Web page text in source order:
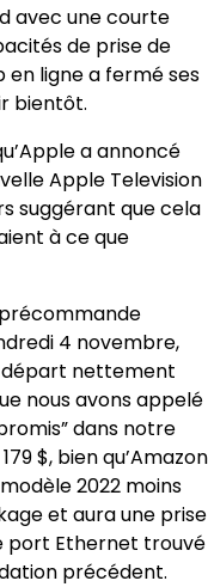
avec une courte
de prise de
en ligne a fermé ses
bientôt.
a annoncé
Apple Television
suggérant que cela
à ce que
précommande
4 novembre,
départ nettement
nous avons appelé
dans notre
$, bien qu’Amazon
2022 moins
et aura une prise
port Ethernet trouvé
précédent.